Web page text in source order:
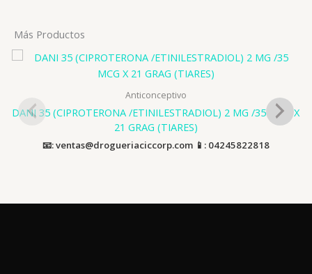
Más Productos
Anticonceptivo
DANI 35 (CIPROTERONA /ETINILESTRADIOL) 2 MG /35 MCG X
21 GRAG (TIARES)
📧: ventas@drogueriaciccorp.com 📱: 04245822818